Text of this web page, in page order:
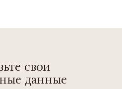
свои
данные